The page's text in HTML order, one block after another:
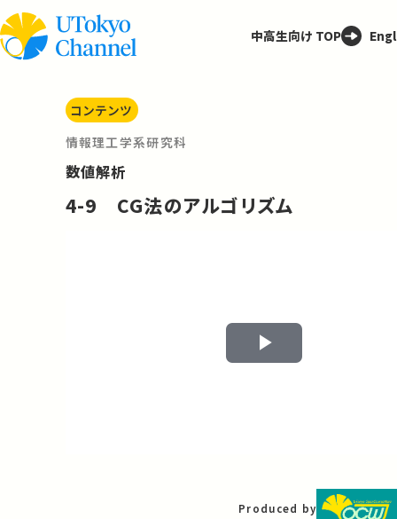
中高生向け TOP
コンテンツ
情報理工学系研究科
数値解析
4-9 CG法のアルゴリズム
Play
Produced by